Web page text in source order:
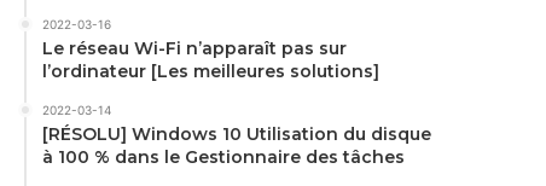
2022-03-16
Le réseau Wi-Fi n’apparaît pas sur
l’ordinateur [Les meilleures solutions]
2022-03-14
[RÉSOLU] Windows 10 Utilisation du disque
à 100 % dans le Gestionnaire des tâches